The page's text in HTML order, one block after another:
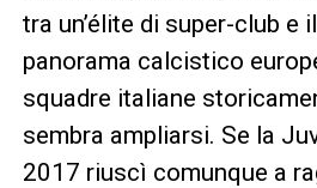
tra un’élite di super-club e
panorama calcistico
squadre italiane
sembra ampliarsi. Se la
2017 riuscì comunque a